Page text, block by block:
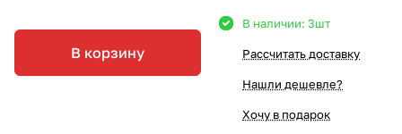
В корзину
В наличии: 3шт
Рассчитать доставку
Нашли дешевле?
Хочу в подарок